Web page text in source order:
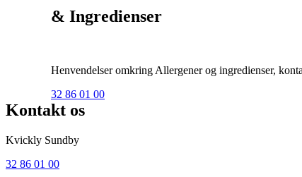
& Ingredienser
Henvendelser omkring Allergener og ingredienser,
32 86 01 00
Kontakt os
Kvickly Sundby
32 86 01 00